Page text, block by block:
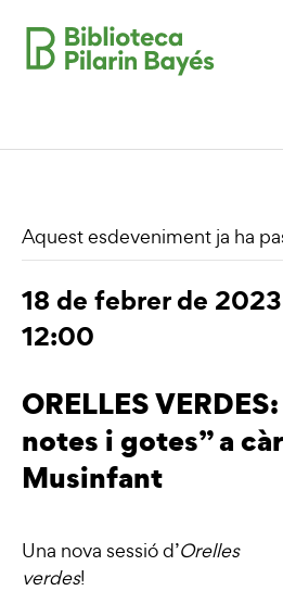
Aquest esdeveniment ja ha
18 de febrer de
12:00
ORELLES
notes i gotes” a
Musinfant
Una nova sessió d’Orelles
verdes!